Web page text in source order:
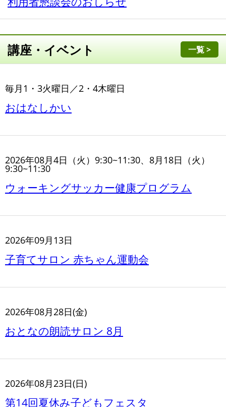
講座・イベント 一覧 >
毎月1・3火曜日／2・4木曜日
おはなしかい
2026年08月4日（火）9:30~11:30、8月18日（火）
9:30~11:30
ウォーキングサッカー健康プログラム
2026年09月13日
子育てサロン 赤ちゃん運動会
2026年08月28日(金)
おとなの朗読サロン 8月
2026年08月23日(日)
第14回夏休み子どもフェスタ